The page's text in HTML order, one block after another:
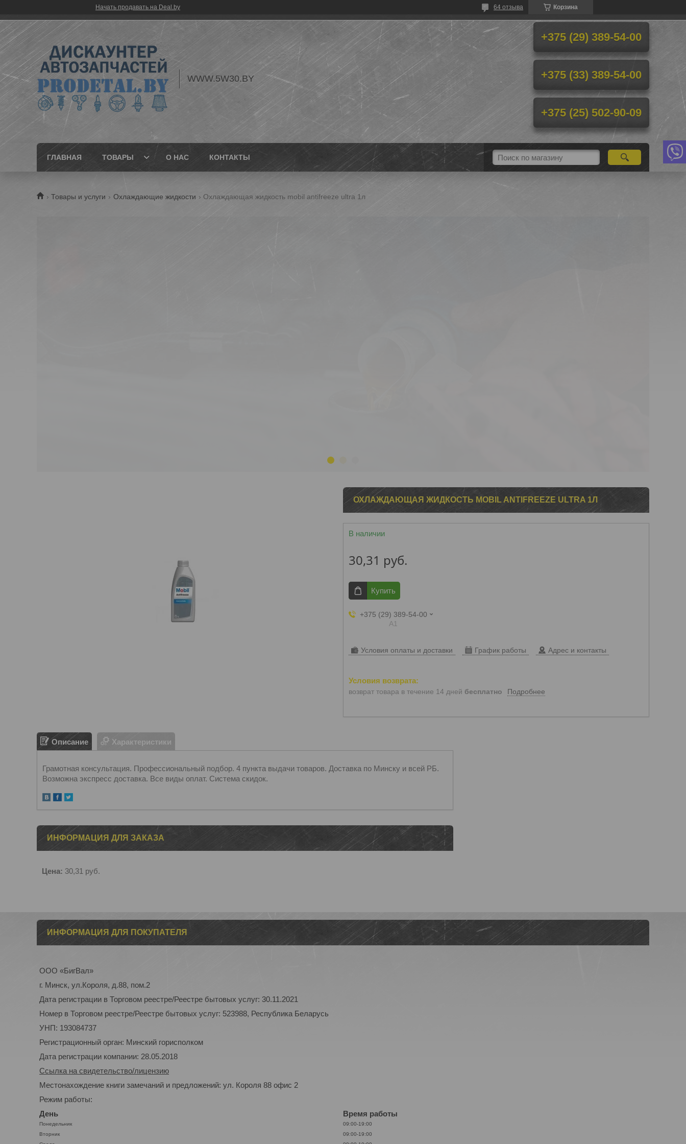
Начать продавать на Deal.by Корзина
64 отзыва
WWW.5W30.BY
+375 (29) 389-54-00
+375 (33) 389-54-00
+375 (25) 502-90-09
ГЛАВНАЯ ТОВАРЫ О НАС КОНТАКТЫ
Товары и услуги Охлаждающие жидкости Охлаждающая жидкость mobil antifreeze ultra 1л
ОХЛАЖДАЮЩАЯ ЖИДКОСТЬ MOBIL ANTIFREEZE ULTRA 1Л
В наличии
30,31 руб.
Купить
+375 (29) 389-54-00
А1
Условия оплаты и доставки График работы Адрес и контакты
возврат товара в течение 14 дней бесплатно Подробнее
Описание Характеристики
Грамотная консультация. Профессиональный подбор. 4 пункта выдачи товаров. Доставка по Минску и всей РБ.
Возможна экспресс доставка. Все виды оплат. Система скидок.
ИНФОРМАЦИЯ ДЛЯ ЗАКАЗА
Цена: 30,31 руб.
ИНФОРМАЦИЯ ДЛЯ ПОКУПАТЕЛЯ
ООО «БигВал»
г. Минск, ул.Короля, д.88, пом.2
Дата регистрации в Торговом реестре/Реестре бытовых услуг: 30.11.2021
Номер в Торговом реестре/Реестре бытовых услуг: 523988, Республика Беларусь
УНП: 193084737
Регистрационный орган: Минский горисполком
Дата регистрации компании: 28.05.2018
Ссылка на свидетельство/лицензию
Местонахождение книги замечаний и предложений: ул. Короля 88 офис 2
Режим работы:
День
Время работы
Понедельник
09:00-19:00
Вторник
09:00-19:00